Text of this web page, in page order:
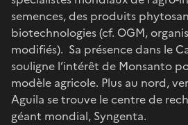
semences, des produits
biotechnologies (cf. OGM,
modifiés). Sa présence dans le
souligne l’intérêt de Monsanto
modèle agricole. Plus au nord,
Aguila se trouve le centre de
géant mondial, Syngenta.